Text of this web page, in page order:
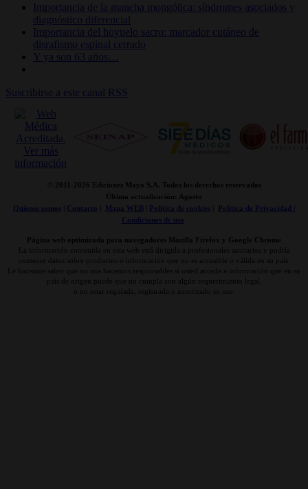
Importancia de la mancha mongólica: síndromes asociados y
diagnóstico diferencial
Importancia del hoyuelo sacro: marcador cutáneo de
disrafismo espinal cerrado
Y ya son 63 años…
Suscribirse a este canal RSS
© 2011- 2026 Ediciones Mayo S.A. Todos los derechos reservados
Última actualización: Agosto
Quienes somos| Contacto Mapa WEB| Politica de cookies|
Politica de Privacidad /
Condiciones de uso
Página web optimizada para navegadores Mozilla Firefox y Google Chrome
La información contenida en esta web está dirigida a profesionales sanitarios y podría
contener datos sobre productos o información que no es accesible o válida en su país.
Le hacemos saber que no nos hacemos responsables si usted accede a información que en su
país de origen puede que no cumpla con algún requerimiento legal,
o no estar regulada, registrada o autorizado su uso.